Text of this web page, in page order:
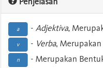
a - Adjektiva,
v - Verba,
n - Merupakan